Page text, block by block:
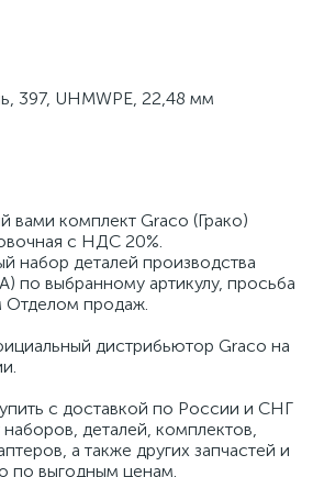
397, UHMWPE, 22,48 мм
вами комплект Graco (Грако)
с НДС 20%.
набор деталей производства
выбранному артикулу, просьба
Отделом продаж.
дистрибьютор Graco на
с доставкой по России и СНГ
деталей, комплектов,
а также других запчастей и
по выгодным ценам.